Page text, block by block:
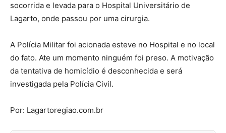
socorrida e levada para o Hospital Universitário de
Lagarto, onde passou por uma cirurgia.
A Polícia Militar foi acionada esteve no Hospital e no local
do fato. Ate um momento ninguém foi preso. A motivação
da tentativa de homicídio é desconhecida e será
investigada pela Polícia Civil.
Por: Lagartoregiao.com.br